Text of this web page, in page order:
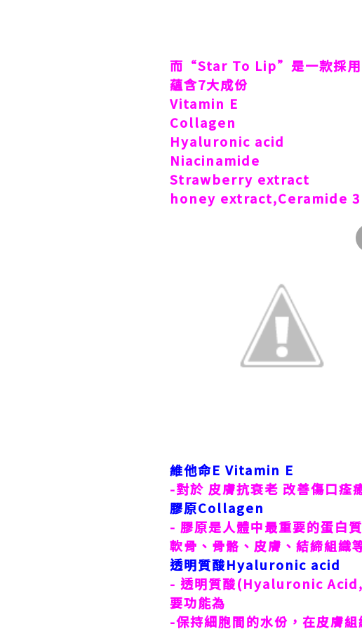
而“Star To Lip” 是一款採
蘊含7大成份
Vitamin E
Collagen
Hyaluronic acid
Niacinamide
Strawberry extract
honey extract,Ceramide 3
維他命E Vitamin E
-對於 皮膚抗衰老 改善傷口痊
膠原Collagen
- 膠原是人體中最重要的蛋白
軟骨、骨骼、皮膚、結締組織
透明質酸Hyaluronic acid
- 透明質酸(Hyaluronic
要功能為
-保持細胞間的水份，在皮膚